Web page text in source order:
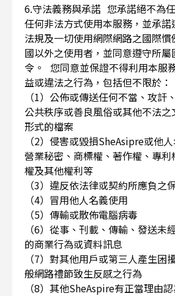
6.守法義務與承諾 您承諾絕不為
任何非法方式使用本服務，並承
法規及一切使用網際網路之國際
國以外之使用者，並同意遵守所
令。 您同意並保證不得利用本服
益或違法之行為，包括但不限於：
（1）公佈或傳送任何不當、攻訐
公共秩序或善良風俗或其他不法
形式的檔案
（2）侵害或毀損SheAsipre或他
營業秘密、商標權、著作權、專
權及其他權利等
（3）違反依法律或契約所應負之
（4）冒用他人名義使用
（5）傳輸或散佈電腦病毒
（6）從事、刊載、傳輸、發送未
的商業行為或資料訊息
（7）對其他用戶或第三人產生困
般網路禮節致生反感之行為
（8）其他SheAspire有正當理由